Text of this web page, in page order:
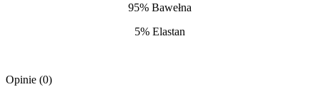
95% Bawełna
5% Elastan
Opinie (0)